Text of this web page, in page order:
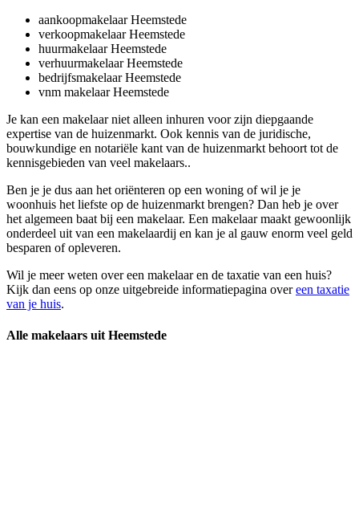
aankoopmakelaar Heemstede
verkoopmakelaar Heemstede
huurmakelaar Heemstede
verhuurmakelaar Heemstede
bedrijfsmakelaar Heemstede
vnm makelaar Heemstede
Je kan een makelaar niet alleen inhuren voor zijn diepgaande
expertise van de huizenmarkt. Ook kennis van de juridische,
bouwkundige en notariële kant van de huizenmarkt behoort tot de
kennisgebieden van veel makelaars..
Ben je je dus aan het oriënteren op een woning of wil je je
woonhuis het liefste op de huizenmarkt brengen? Dan heb je over
het algemeen baat bij een makelaar. Een makelaar maakt gewoonlijk
onderdeel uit van een makelaardij en kan je al gauw enorm veel geld
besparen of opleveren.
Wil je meer weten over een makelaar en de taxatie van een huis?
Kijk dan eens op onze uitgebreide informatiepagina overeen taxatie
van je huis.
Alle makelaars uit Heemstede